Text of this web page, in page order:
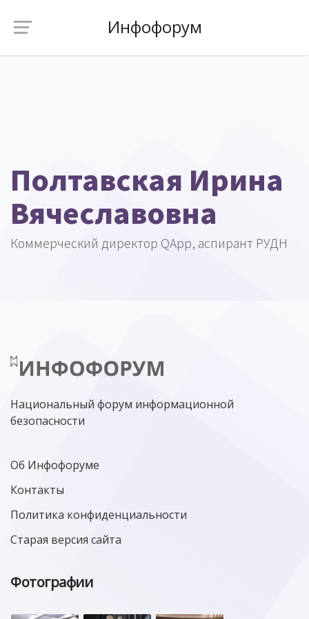
Инфофорум
Полтавская Ирина
Вячеславовна
Коммерческий директор QApp, аспирант РУДН
Национальный форум информационной
безопасности
Об Инфофоруме
Контакты
Политика конфиденциальности
Старая версия сайта
Фотографии